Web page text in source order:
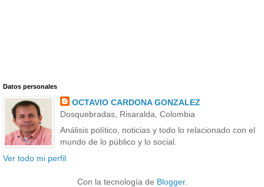
Datos personales
OCTAVIO CARDONA GONZALEZ
Dosquebradas, Risaralda, Colombia
Análisis político, noticias y todo lo relacionado con el
mundo de lo público y lo social.
Ver todo mi perfil
Con la tecnología de Blogger.